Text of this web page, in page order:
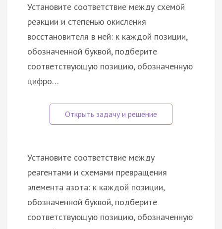
Установите соответствие между схемой
реакции и степенью окисления
восстановителя в ней: к каждой позиции,
обозначенной буквой, подберите
соответствующую позицию, обозначенную
цифро…
Установите соответствие между
реагентами и схемами превращения
элемента азота: к каждой позиции,
обозначенной буквой, подберите
соответствующую позицию, обозначенную